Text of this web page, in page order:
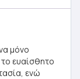
μόνο
το ευαίσθητο
ενώ